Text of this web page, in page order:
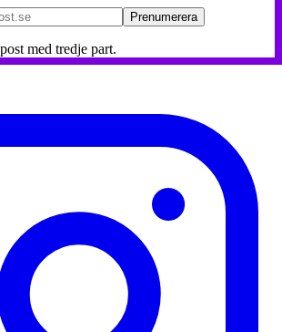
Prenumerera
med tredje part.